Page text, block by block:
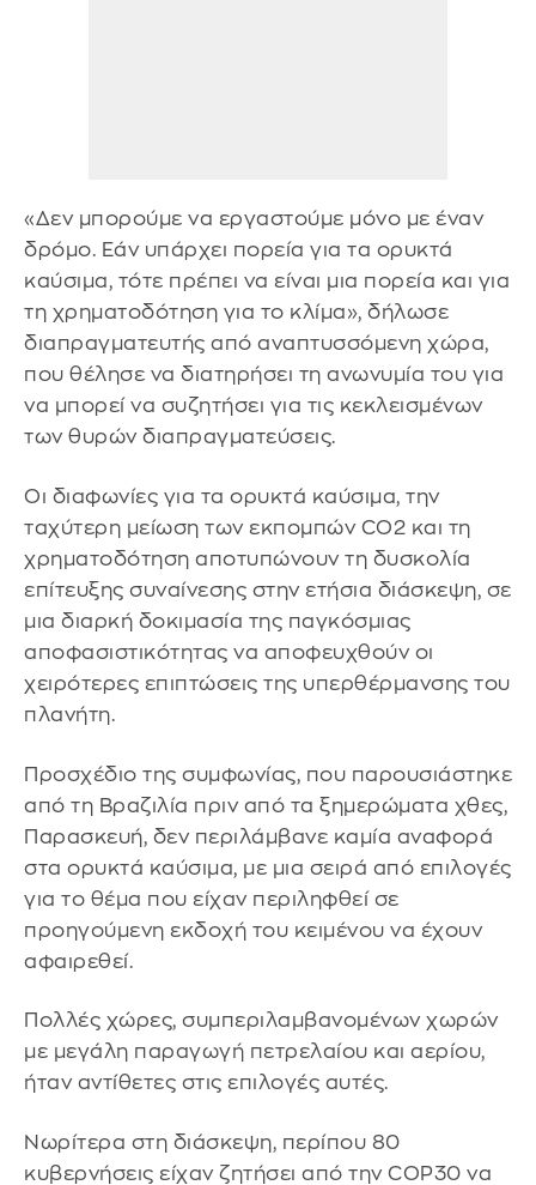
«Δεν μπορούμε να εργαστούμε μόνο με έναν
δρόμο. Εάν υπάρχει πορεία για τα ορυκτά
καύσιμα, τότε πρέπει να είναι μια πορεία και για
τη χρηματοδότηση για το κλίμα», δήλωσε
διαπραγματευτής από αναπτυσσόμενη χώρα,
που θέλησε να διατηρήσει τη ανωνυμία του για
να μπορεί να συζητήσει για τις κεκλεισμένων
των θυρών διαπραγματεύσεις.
Οι διαφωνίες για τα ορυκτά καύσιμα, την
ταχύτερη μείωση των εκπομπών CO2 και τη
χρηματοδότηση αποτυπώνουν τη δυσκολία
επίτευξης συναίνεσης στην ετήσια διάσκεψη, σε
μια διαρκή δοκιμασία της παγκόσμιας
αποφασιστικότητας να αποφευχθούν οι
χειρότερες επιπτώσεις της υπερθέρμανσης του
πλανήτη.
Προσχέδιο της συμφωνίας, που παρουσιάστηκε
από τη Βραζιλία πριν από τα ξημερώματα χθες,
Παρασκευή, δεν περιλάμβανε καμία αναφορά
στα ορυκτά καύσιμα, με μια σειρά από επιλογές
για το θέμα που είχαν περιληφθεί σε
προηγούμενη εκδοχή του κειμένου να έχουν
αφαιρεθεί.
Πολλές χώρες, συμπεριλαμβανομένων χωρών
με μεγάλη παραγωγή πετρελαίου και αερίου,
ήταν αντίθετες στις επιλογές αυτές.
Νωρίτερα στη διάσκεψη, περίπου 80
κυβερνήσεις είχαν ζητήσει από την COP30 να